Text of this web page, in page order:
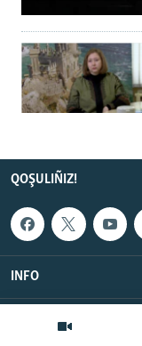
QOŞULIÑIZ!
INFO